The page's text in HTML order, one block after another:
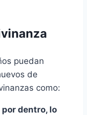
puedan
de
como:
por dentro, lo